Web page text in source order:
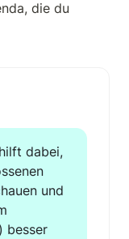
die du
dabei,
und
besser